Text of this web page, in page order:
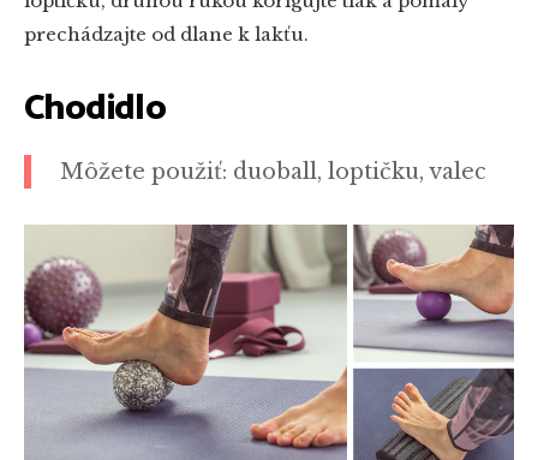
prechádzajte od dlane k lakťu.
Chodidlo
Môžete použiť: duoball, loptičku, valec